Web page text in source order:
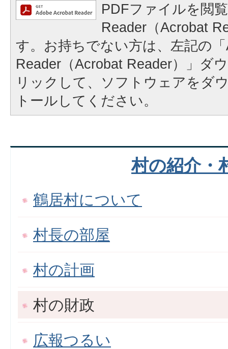
PDFファイルを閲
Reader（Acrobat
す。お持ちでない方は、左記の
Reader（Acrobat Reader）」ダ
リックして、ソフトウェアをダ
トールしてください。
村の紹介・
鶴居村について
村長の部屋
村の計画
村の財政
広報つるい